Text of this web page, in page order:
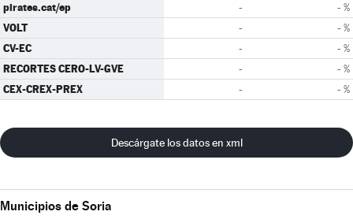
pirates.cat/ep - - %
VOLT - - %
CV-EC - - %
RECORTES CERO-LV-GVE - - %
CEX-CREX-PREX - - %
Descárgate los datos en xml
Municipios de Soria